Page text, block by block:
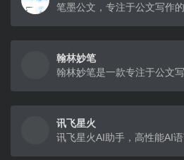
笔墨公文，专注于公文写作
翰林妙笔
讯飞星火